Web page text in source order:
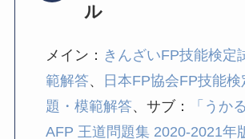
ル
メイン： きんざいFP技能検定
範解答、
日本FP協会FP技能検
題・模範解答、サブ：
「うか
AFP 王道問題集 2020-2021年